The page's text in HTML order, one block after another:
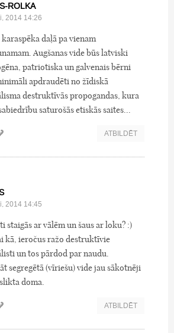
ROLKA
2014 14:26
daļā pa vienam
Augšanas vide būs latviski
patriotiska un galvenais bērni
apdraudēti no žīdiskā
destruktīvās propogandas, kura
saturošās etiskās saites...
ATBILDĒT
2014 14:45
staigās ar vālēm un šaus ar loku? :)
kā, ieročus ražo destruktīvie
un tos pārdod par naudu.
segregētā (vīriešu) vide jau sākotnēji
doma.
ATBILDĒT